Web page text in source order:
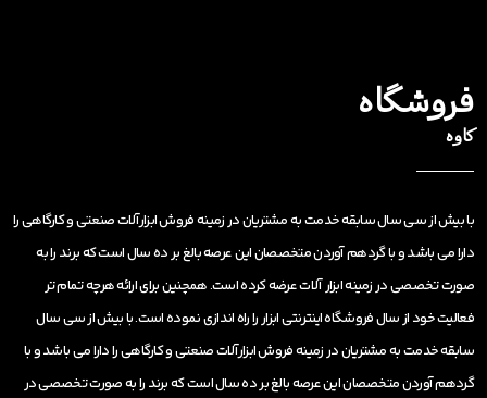
فروشگاه
کاوه
با بیش از سی سال سابقه خدمت به مشتریان در زمینه فروش ابزارآلات صنعتی و کارگاهی را
دارا می باشد و با گردهم آوردن متخصصان این عرصه بالغ بر ده سال است که برند را به
صورت تخصصی در زمینه ابزار آلات عرضه کرده است. همچنین برای ارائه هرچه تمام تر
فعالیت خود از سال فروشگاه اینترنتی ابزار را راه اندازی نموده است. با بیش از سی سال
سابقه خدمت به مشتریان در زمینه فروش ابزارآلات صنعتی و کارگاهی را دارا می باشد و با
گردهم آوردن متخصصان این عرصه بالغ بر ده سال است که برند را به صورت تخصصی در